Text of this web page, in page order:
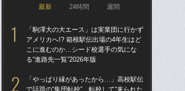
最新 24時間 週間
「駒澤大の大エース」は実業団に行かず
アメリカへ!? 箱根駅伝出場の4年生はど
こに進むのか…シード校選手の気にな
る“進路先一覧”2026年版
「やっぱり縁があったから…」高校駅伝
で話題の“集団転校”…転校して“来られた